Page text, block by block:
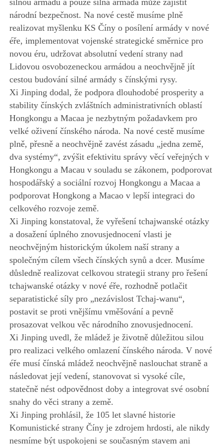
silnou armádu a pouze silná armáda může zajistit
národní bezpečnost. Na nové cestě musíme plně
realizovat myšlenku KS Číny o posílení armády v nové
éře, implementovat vojenské strategické směrnice pro
novou éru, udržovat absolutní vedení strany nad
Lidovou osvobozeneckou armádou a neochvějně jít
cestou budování silné armády s čínskými rysy.
Xi Jinping dodal, že podpora dlouhodobé prosperity a
stability čínských zvláštních administrativních oblastí
Hongkongu a Macaa je nezbytným požadavkem pro
velké oživení čínského národa. Na nové cestě musíme
plně, přesně a neochvějně zavést zásadu „jedna země,
dva systémy“, zvýšit efektivitu správy věcí veřejných v
Hongkongu a Macau v souladu se zákonem, podporovat
hospodářský a sociální rozvoj Hongkongu a Macaa a
podporovat Hongkong a Macao v lepší integraci do
celkového rozvoje země.
Xi Jinping konstatoval, že vyřešení tchajwanské otázky
a dosažení úplného znovusjednocení vlasti je
neochvějným historickým úkolem naší strany a
společným cílem všech čínských synů a dcer. Musíme
důsledně realizovat celkovou strategii strany pro řešení
tchajwanské otázky v nové éře, rozhodně potlačit
separatistické síly pro „nezávislost Tchaj-wanu“,
postavit se proti vnějšímu vměšování a pevně
prosazovat velkou věc národního znovusjednocení.
Xi Jinping uvedl, že mládež je životně důležitou silou
pro realizaci velkého omlazení čínského národa. V nové
éře musí čínská mládež neochvějně naslouchat straně a
následovat její vedení, stanovovat si vysoké cíle,
statečně nést odpovědnost doby a integrovat své osobní
snahy do věci strany a země.
Xi Jinping prohlásil, že 105 let slavné historie
Komunistické strany Číny je zdrojem hrdosti, ale nikdy
nesmíme být uspokojeni se současným stavem ani